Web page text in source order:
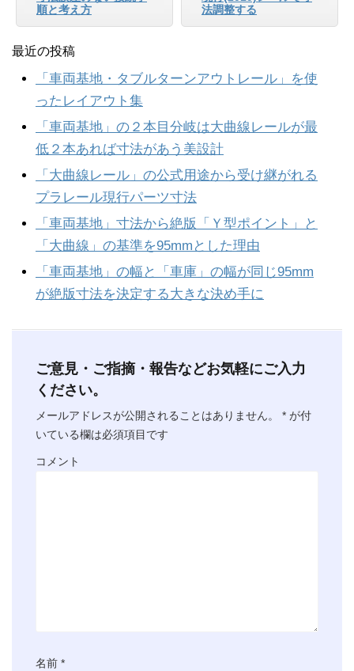
順と考え方
法調整する
最近の投稿
「車両基地・タブルターンアウトレール」を使
ったレイアウト集
「車両基地」の２本目分岐は大曲線レールが最
低２本あれば寸法があう美設計
「大曲線レール」の公式用途から受け継がれる
プラレール現行パーツ寸法
「車両基地」寸法から絶版「Ｙ型ポイント」と
「大曲線」の基準を95mmとした理由
「車両基地」の幅と「車庫」の幅が同じ95mm
が絶版寸法を決定する大きな決め手に
ご意見・ご指摘・報告などお気軽にご入力
ください。
メールアドレスが公開されることはありません。 * が付
いている欄は必須項目です
コメント
名前 *